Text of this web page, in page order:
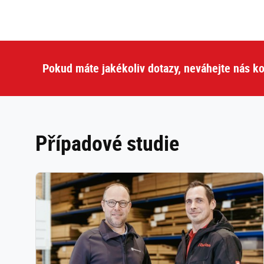
Pokud máte jakékoliv dotazy, neváhejte nás
Případové studie